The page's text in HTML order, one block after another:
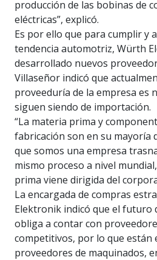
producción de las bobinas de
eléctricas”, explicó.
Es por ello que para cumplir y
tendencia automotriz, Würth
desarrollado nuevos
Villaseñor indicó que
proveeduría de la empresa es
siguen siendo de importación.
“La materia prima y
fabricación son en su mayoría
que somos una empresa
mismo proceso a nivel
prima viene dirigida del
La encargada de compras
Elektronik indicó que el futuro
obliga a contar con
competitivos, por lo que están
proveedores de maquinados,